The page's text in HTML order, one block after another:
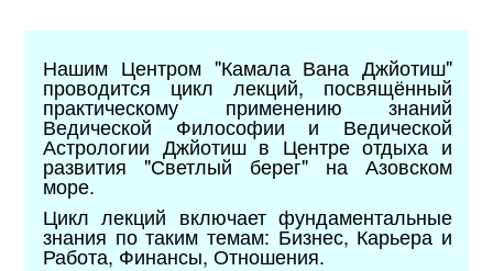
Нашим Центром "Камала Вана Джйотиш"
проводится цикл лекций, посвящённый
практическому применению знаний
Ведической Философии и Ведической
Астрологии Джйотиш в Центре отдыха и
развития "Светлый берег" на Азовском
море.
Цикл лекций включает фундаментальные
знания по таким темам: Бизнес, Карьера и
Работа, Финансы, Отношения.